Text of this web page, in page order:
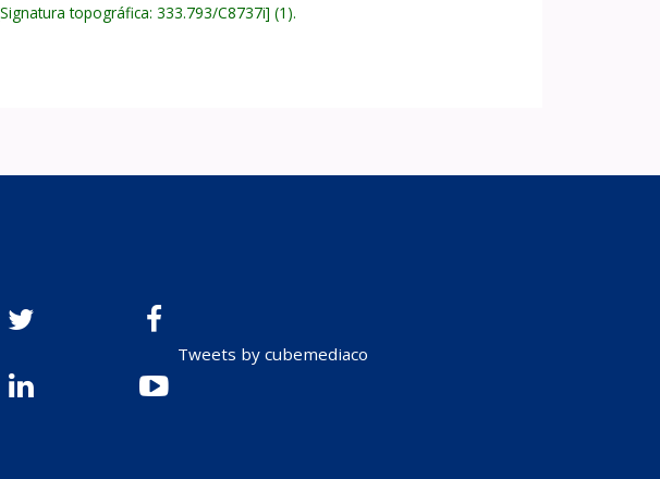
Signatura topográfica:333.793/C8737i (1).
Tweets by cubemediaco